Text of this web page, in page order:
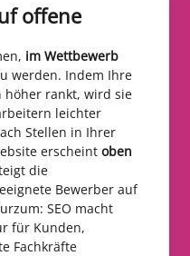
offene
im Wettbewerb
werden. Indem Ihre
höher rankt, wird sie
leichter
Stellen in Ihrer
erscheint oben
die
Bewerber auf
SEO macht
für Kunden,
Fachkräfte